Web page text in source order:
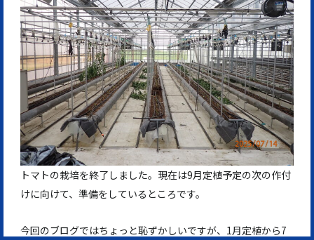
トマトの栽培を終了しました。現在は9月定植予定の次の作付
けに向けて、準備をしているところです。
今回のブログではちょっと恥ずかしいですが、1月定植から7